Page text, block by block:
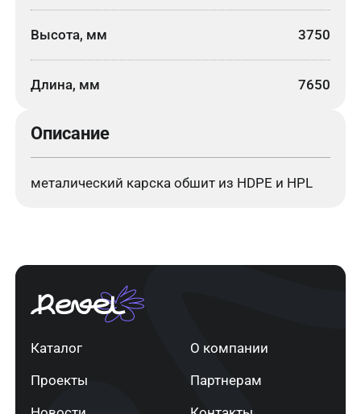
Высота, мм 3750
Длина, мм 7650
Описание
металический карска обшит из HDPE и HPL
Каталог
О компании
Проекты
Партнерам